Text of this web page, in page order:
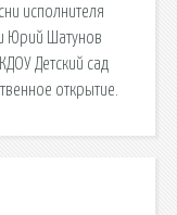
исполнителя
Юрий Шатунов
Детский сад
открытие.